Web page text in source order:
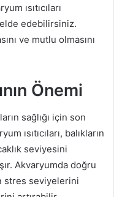
ısıtıcıları
edebilirsiniz.
ve mutlu olmasını
Önemi
sağlığı için son
ısıtıcıları, balıkların
seviyesini
Akvaryumda doğru
stres seviyelerini